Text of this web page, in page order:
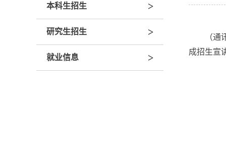
本科生招生 >
研究生招生 >
就业信息 >
（通
成招生宣